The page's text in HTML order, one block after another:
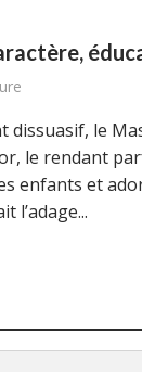
dissuasif, le
le rendant
enfants et
l’adage...